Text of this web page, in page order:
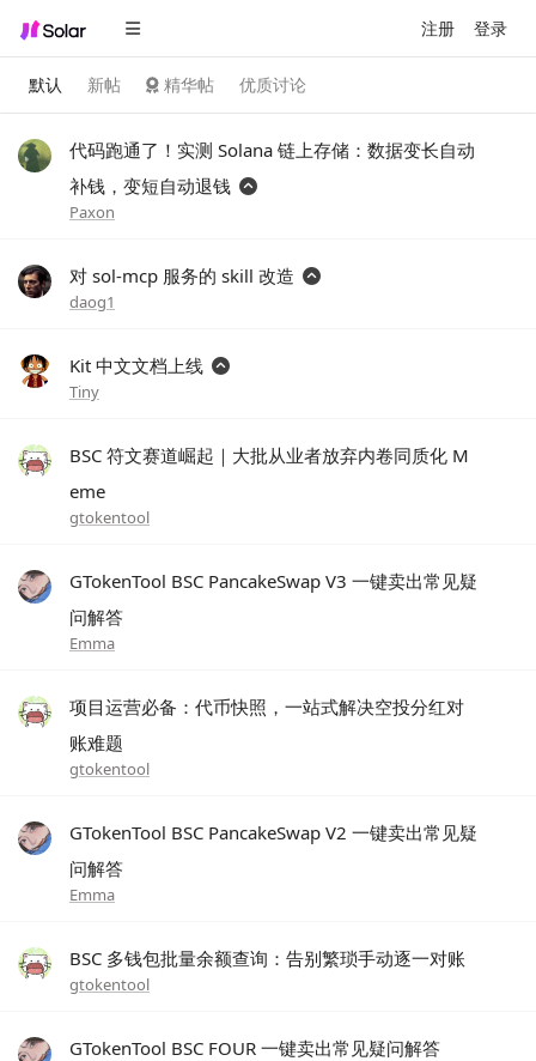
注册 登录
默认 新帖 精华帖 优质讨论
代码跑通了！实测 Solana 链上存储：数据变长自动
补钱，变短自动退钱
Paxon
对 sol-mcp 服务的 skill 改造
daog1
Kit 中文文档上线
Tiny
BSC 符文赛道崛起｜大批从业者放弃内卷同质化 M
eme
gtokentool
GTokenTool BSC PancakeSwap V3 一键卖出常见疑
问解答
Emma
项目运营必备：代币快照，一站式解决空投分红对
账难题
gtokentool
GTokenTool BSC PancakeSwap V2 一键卖出常见疑
问解答
Emma
BSC 多钱包批量余额查询：告别繁琐手动逐一对账
gtokentool
GTokenTool BSC FOUR 一键卖出常见疑问解答